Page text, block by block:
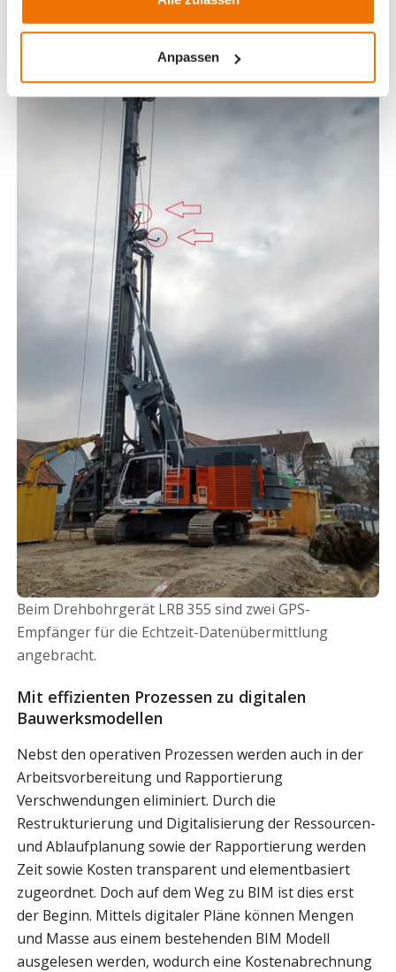
Anpassen
Beim Drehbohrgerät LRB 355 sind zwei GPS-
Empfänger für die Echtzeit-Datenübermittlung
angebracht.
Mit effizienten Prozessen zu digitalen
Bauwerksmodellen
Nebst den operativen Prozessen werden auch in der
Arbeitsvorbereitung und Rapportierung
Verschwendungen eliminiert. Durch die
Restrukturierung und Digitalisierung der Ressourcen-
und Ablaufplanung sowie der Rapportierung werden
Zeit sowie Kosten transparent und elementbasiert
zugeordnet. Doch auf dem Weg zu BIM ist dies erst
der Beginn. Mittels digitaler Pläne können Mengen
und Masse aus einem bestehenden BIM Modell
ausgelesen werden, wodurch eine Kostenabrechnung